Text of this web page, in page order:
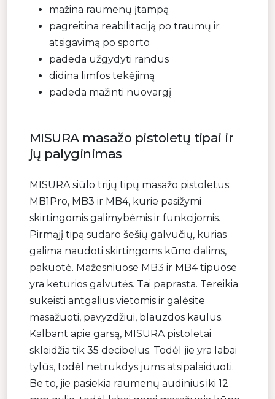
mažina raumenų įtampą
pagreitina reabilitaciją po traumų ir
atsigavimą po sporto
padeda užgydyti randus
didina limfos tekėjimą
padeda mažinti nuovargį
MISURA masažo pistoletų tipai ir
jų palyginimas
MISURA siūlo trijų tipų masažo pistoletus:
MB1Pro, MB3 ir MB4, kurie pasižymi
skirtingomis galimybėmis ir funkcijomis.
Pirmąjį tipą sudaro šešių galvučių, kurias
galima naudoti skirtingoms kūno dalims,
pakuotė. Mažesniuose MB3 ir MB4 tipuose
yra keturios galvutės. Tai paprasta. Tereikia
sukeisti antgalius vietomis ir galėsite
masažuoti, pavyzdžiui, blauzdos kaulus.
Kalbant apie garsą, MISURA pistoletai
skleidžia tik 35 decibelus. Todėl jie yra labai
tylūs, todėl netrukdys jums atsipalaiduoti.
Be to, jie pasiekia raumenų audinius iki 12